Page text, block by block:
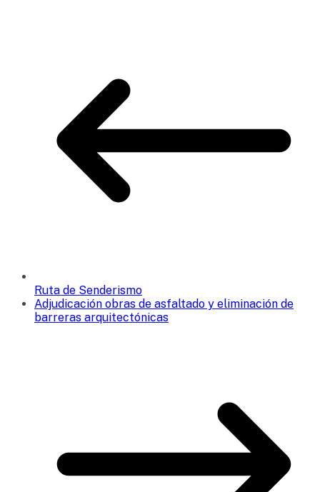
Ruta de Senderismo
Adjudicación obras de asfaltado y eliminación de
barreras arquitectónicas